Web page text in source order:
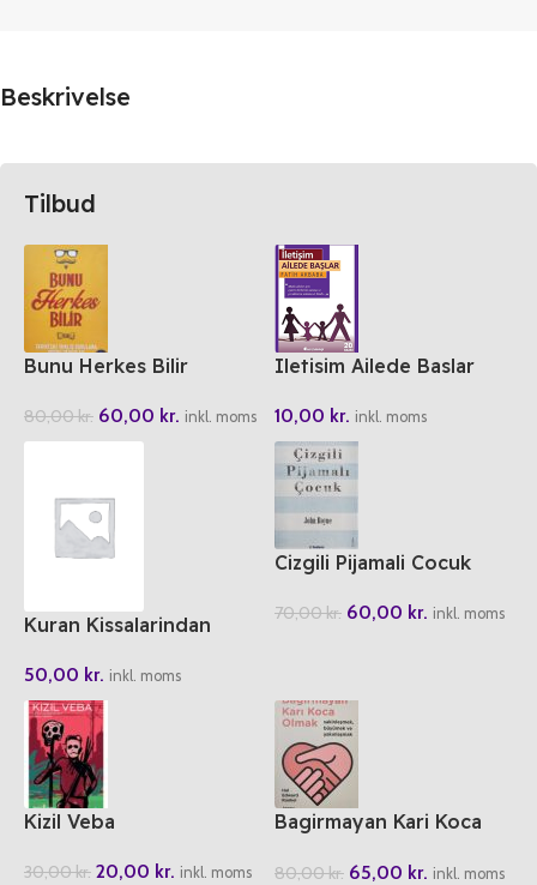
Beskrivelse
Tilbud
Bunu Herkes Bilir
80,00kr. 60,00 kr. inkl. moms
Iletisim Ailede Baslar
10,00 kr. inkl. moms
Kuran Kissalarindan
Uzaklar
50,00 kr. inkl. moms
Cizgili Pijamali Cocuk
70,00kr. 60,00 kr. inkl. moms
Kizil Veba
30,00kr. 20,00 kr. inkl. moms
Bagirmayan Kari Koca
80,00kr. 65,00 kr. inkl. moms